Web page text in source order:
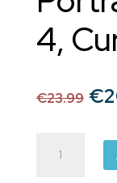
4,
€23.99 Il
€